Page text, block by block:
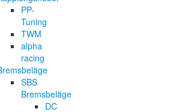
PP-
Tuning
TWM
alpha
racing
SBS
Bremsbeläge
DC